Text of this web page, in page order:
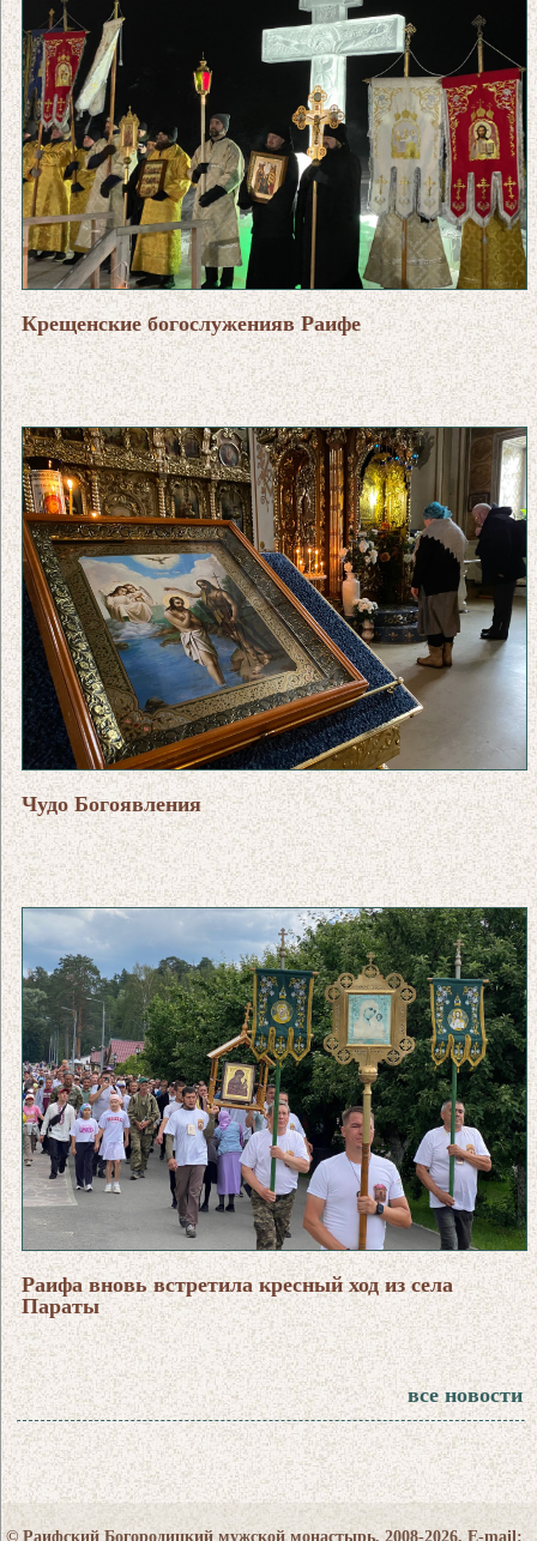
Крещенские богослуженияв Раифе
Чудо Богоявления
Раифа вновь встретила кресный ход из села
Параты
все новости
© Раифский Богородицкий мужской монастырь, 2008-2026. E-mail: